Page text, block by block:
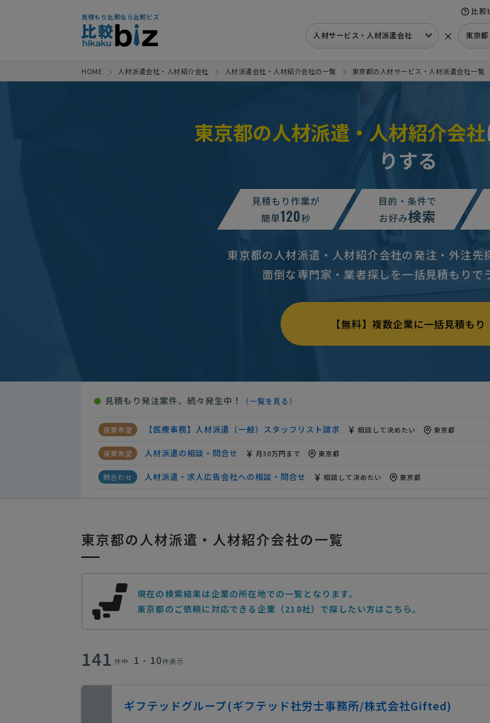
見積もり比較なら比較ビズ
比較
人材サービス・人材派遣会社 × 東京都
HOME 人材派遣会社・人材紹介会社 人材派遣会社・人材紹介会社の一覧 東京都の人材サービス・人材派遣会社一覧
東京都の人材派遣・人材紹介会社
りする
見積もり作業が
簡単120秒
目的・条件で
お好み検索
東京都の人材派遣・人材紹介会社の発注・外注先
面倒な専門家・業者探しを一括見積もりで
【無料】複数企業に一括見積もり
● 見積もり発注案件、続々発生中！ （一覧を見る ）
東京都
【医療事務】人材派遣（一般）スタッフリスト請求 相談して決めたい
人材派遣の相談・問合せ 月30万円まで 東京都
求人広告の見積もり依頼 1000万円まで
【建築・土木作業】人材派遣（一般）スタッフリスト請求
人材紹介スタッフリスト請求 相談して決めたい 東京都
人材派遣（一般）スタッフリスト請求
【医療事務】人材派遣（一般）スタッフリスト請求 相談して決めたい 東京都
人材派遣の相談・問合せ 月30万円まで 東京都
人材派遣・求人広告会社への相談・問合せ 相談して決めたい 東京都
求人広告の見積もり依頼 1000万円まで 東京都
東京都の人材派遣・人材紹介会社の一覧
現在の検索結果は企業の所在地での一覧となります。
東京都のご依頼に対応できる企業（218社）で探したい方はこちら。
141 件中 1 - 10件表示
ギフテッドグループ(ギフテッド社労士事務所/株式会社Gifted)